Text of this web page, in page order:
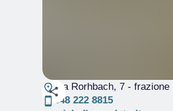
Via Rorhbach, 7 - frazione
348 222 8815